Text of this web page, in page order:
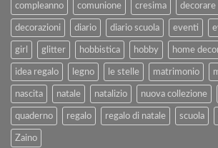
compleanno comunione cresima decorare
decorazioni diario diario scuola eventi
girl glitter hobbistica hobby home
idea regalo legno le stelle matrimonio
nascita natale natalizio nuova collezione
quaderno regalo regalo di natale scuola
Zaino